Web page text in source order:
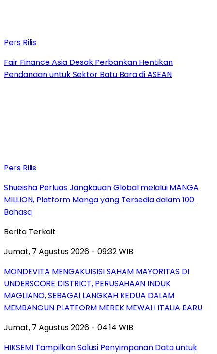
Pers Rilis
Fair Finance Asia Desak Perbankan Hentikan
Pendanaan untuk Sektor Batu Bara di ASEAN
Pers Rilis
Shueisha Perluas Jangkauan Global melalui MANGA
MILLION, Platform Manga yang Tersedia dalam 100
Bahasa
Berita Terkait
Jumat, 7 Agustus 2026 - 09:32 WIB
MONDEVITA MENGAKUISISI SAHAM MAYORITAS DI
UNDERSCORE DISTRICT, PERUSAHAAN INDUK
MAGLIANO, SEBAGAI LANGKAH KEDUA DALAM
MEMBANGUN PLATFORM MEREK MEWAH ITALIA BARU
Jumat, 7 Agustus 2026 - 04:14 WIB
HIKSEMI Tampilkan Solusi Penyimpanan Data untuk